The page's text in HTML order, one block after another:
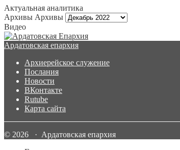
Актуальная аналитика
Архивы Архивы
Видео
Ардатовская епархия
Архиерейское служение
Послания
Новости
ВКонтакте
Rutube
Карта сайта
© 2026 · Ардатовская епархия